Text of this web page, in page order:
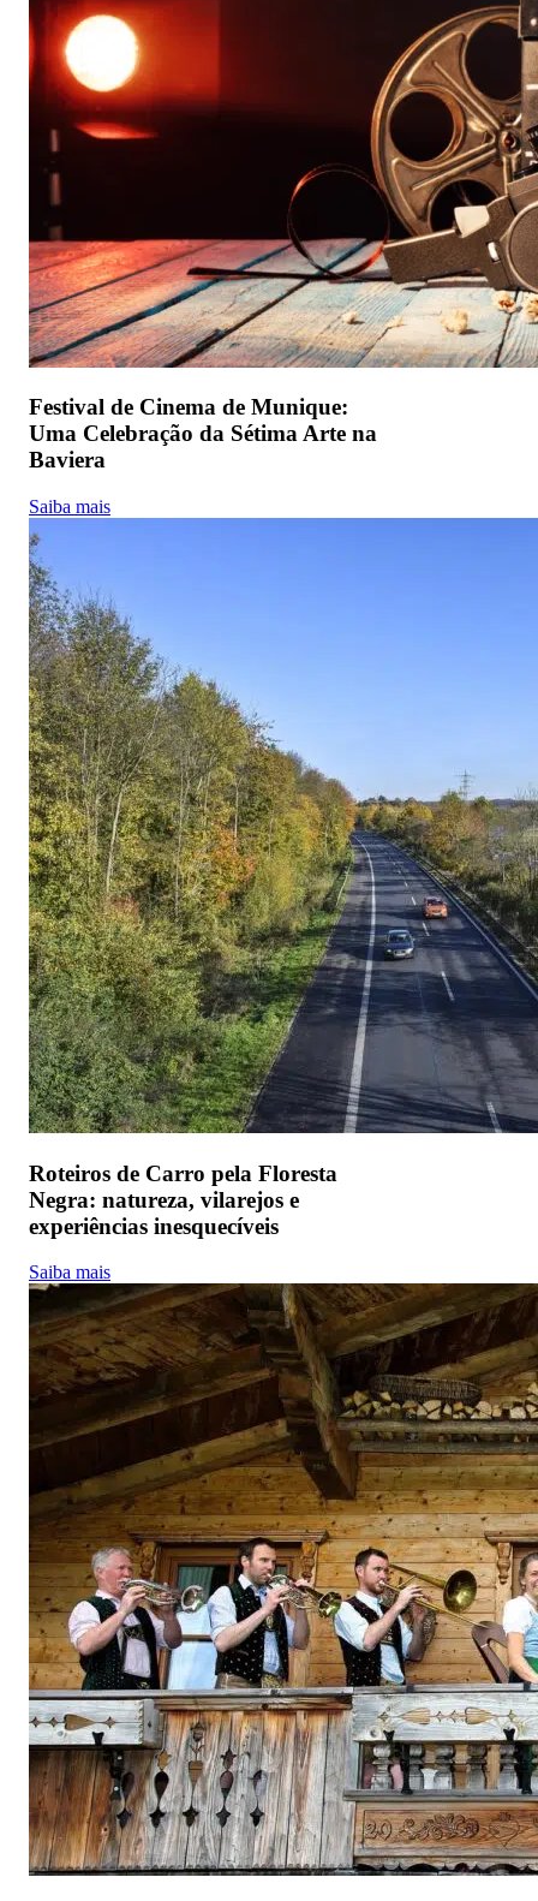
Festival de Cinema de Munique:
Uma Celebração da Sétima Arte na
Baviera
Saiba mais
Roteiros de Carro pela Floresta
Negra: natureza, vilarejos e
experiências inesquecíveis
Saiba mais